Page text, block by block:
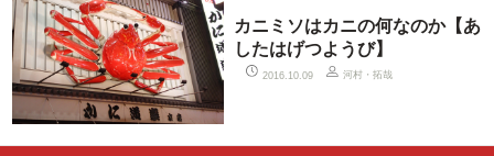
カニミソはカニの何なのか【あ
したはげつようび】
2016.10.09 河村・拓哉